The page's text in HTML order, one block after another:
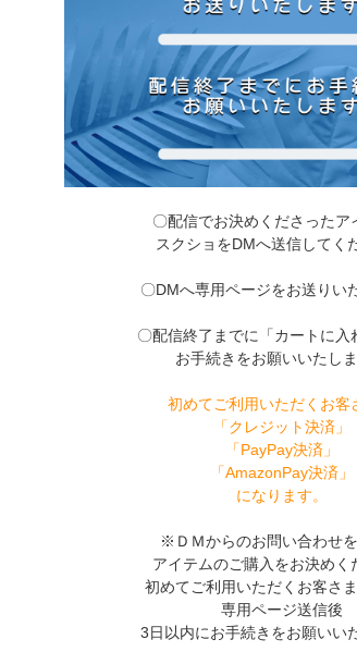
〇配信でお決めくださったア
スクショをDMへ送信してく
〇DMへ専用ページをお送りい
〇配信終了までに「カートに入
お手続きをお願いいたし
初めてご利用いただくお客
「クレジット決済」
「PayPay決済」
「AmazonPay決済」
になります。
※ＤＭからのお問い合わせ
アイテムのご購入をお決めく
初めてご利用いただくお客さ
専用ページ送信後
3日以内にお手続きをお願いい